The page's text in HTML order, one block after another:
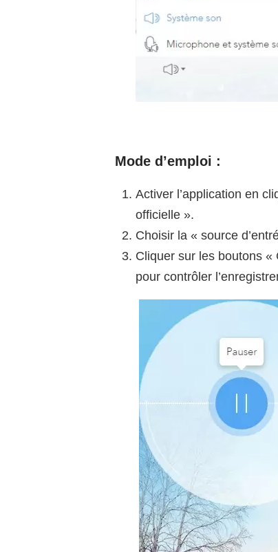
Mode d’emploi :
Activer l’application en
officielle ».
Choisir la « source
Cliquer sur les boutons
pour contrôler